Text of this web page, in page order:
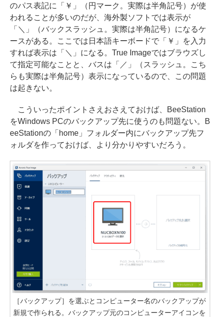
のパス表記に「￥」（円マーク。実際は半角記号）が使
われることが多いのだが、海外製ソフトでは表示が
「＼」（バックスラッシュ。実際は半角記号）になるケ
ースがある。ここでは日本語キーボードで「￥」を入力
すれば表示は「＼」になる。True Imageではブラウズし
て指定可能なことと、バスは「／」（スラッシュ。こち
らも実際は半角記号）表示になっているので、この問題
は起きない。
こういったポイントさえおさえておけば、BeeStation
をWindows PCのバックアップ先に使うのも問題ない。B
eeStationの「home」フォルダー内にバックアップ先フ
ォルダを作っておけば、より分かりやすいだろう。
［バックアップ］を選ぶとコンピューター名のバックアップが
新規で作られる。バックアップ元のコンピューターアイコンを